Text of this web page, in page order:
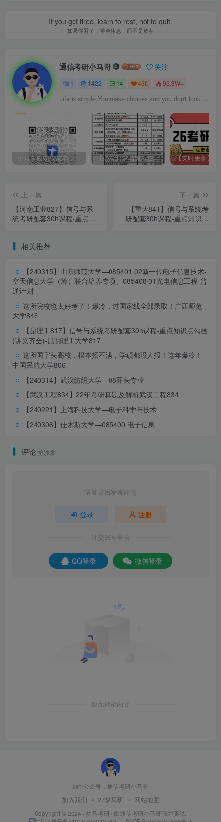
公众号【通信考研小马哥】回复:[上海电力]获取完整版重点
分析
02
END
关注小马哥，通信考研不迷路
If you get tired, learn to rest, not to quit.
如果你累了，学会休息，而不是放弃
通信考研小马哥 关注
1 1422 14 456 95.3W+
Life is simple.You make choices and you don't look back.
小马哥勘误收集表！感谢您的支持！ 【必看】梦马课程使用方法！
上一篇
【河南工业827】信号与系
统考研配套30h课程-重点知
下一篇
【重大841】信号与系统考
研配套30h课程-重点知识点
相关推荐
【240315】山东师范大学—085401 02新一代电子信息技术-
空天信息大学（筹）联合培养专项、085408 01光电信息工程-普
通计划
这所院校也太好考了！爆冷，过国家线全部录取！ 广西师范
大学846
【昆理工817】信号与系统考研配套30h课程-重点知识点勾画
(讲义齐全)-昆明理工大学817
这所国字头高校，根本招不满，学硕都没人报！连年爆冷！
中国民航大学806
【240314】武汉纺织大学—08开头专业
【武汉工程834】22年考研真题及解析武汉工程834
【240221】上海科技大学—电子科学与技术
【240306】佳木斯大学—085400 电子信息
评论 抢沙发
请登录后发表评论
登录 注册
社交账号登录
QQ登录 微信登录
暂无评论内容
b站/公众号：通信考研小马哥
加入我们 27梦马班 网站地图
Copyright © 2024 · 梦马考研 · 由通信考研小马哥强力驱动.